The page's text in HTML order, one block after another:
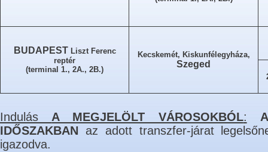
BUDAPEST Liszt Ferenc
reptér
(terminal 1., 2A., 2B.)
Kecskemét, Kiskunfélegyháza,
Szeged
Indulás A MEGJELÖLT VÁROSOKBÓL:
IDŐSZAKBAN az adott transzfer-járat
igazodva.